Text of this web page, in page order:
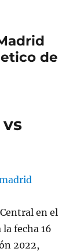
de
en el
fecha 16
2022,